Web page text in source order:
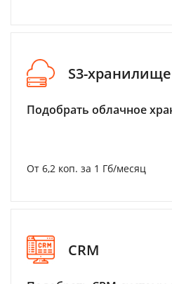
S3-хранилище
Подобрать облачное
От 6,2 коп. за 1 Гб/месяц
CRM